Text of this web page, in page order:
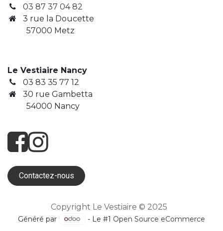
03 87 37 04 82
3 rue la Doucette
​ 57000 Metz
Le Vestiaire Nancy
03 83 35 77 12
30 rue Gambetta
​ 54000 Nancy
Contactez-nous
Copyright Le Vestiaire © 2025
Généré par - Le #1 Open Source eCommerce